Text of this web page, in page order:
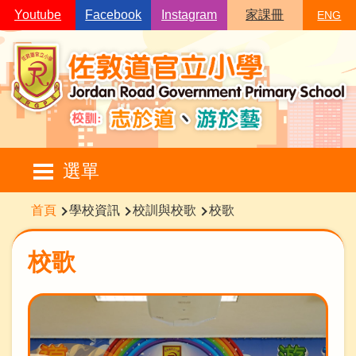
移至主內容
Youtube Facebook Instagram 家課冊 ENG
選單
Main
navigation
導
航
連
結
首頁 學校資訊 校訓與校歌 校歌
校歌